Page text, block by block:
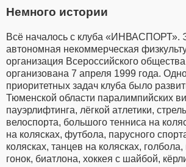
Немного истории
Всё началось с клуба «ИНВАСПОРТ».
автономная некоммерческая
организация Всероссийского
организована 7 апреля 1999 года.
приоритетных задач клуба было
Тюменской области паралимпийских
пауэрлифтинга, лёгкой атлетики,
велоспорта, большого тенниса на
на колясках, футбола, парусного
колясках, танцев на колясках,
гонок, биатлона, хоккея с шайбой,